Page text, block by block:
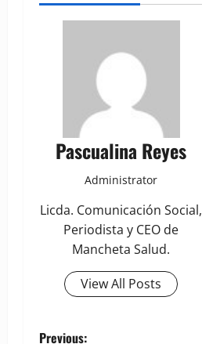
Pascualina Reyes
Administrator
Licda. Comunicación Social,
Periodista y CEO de
Mancheta Salud.
View All Posts
Previous: